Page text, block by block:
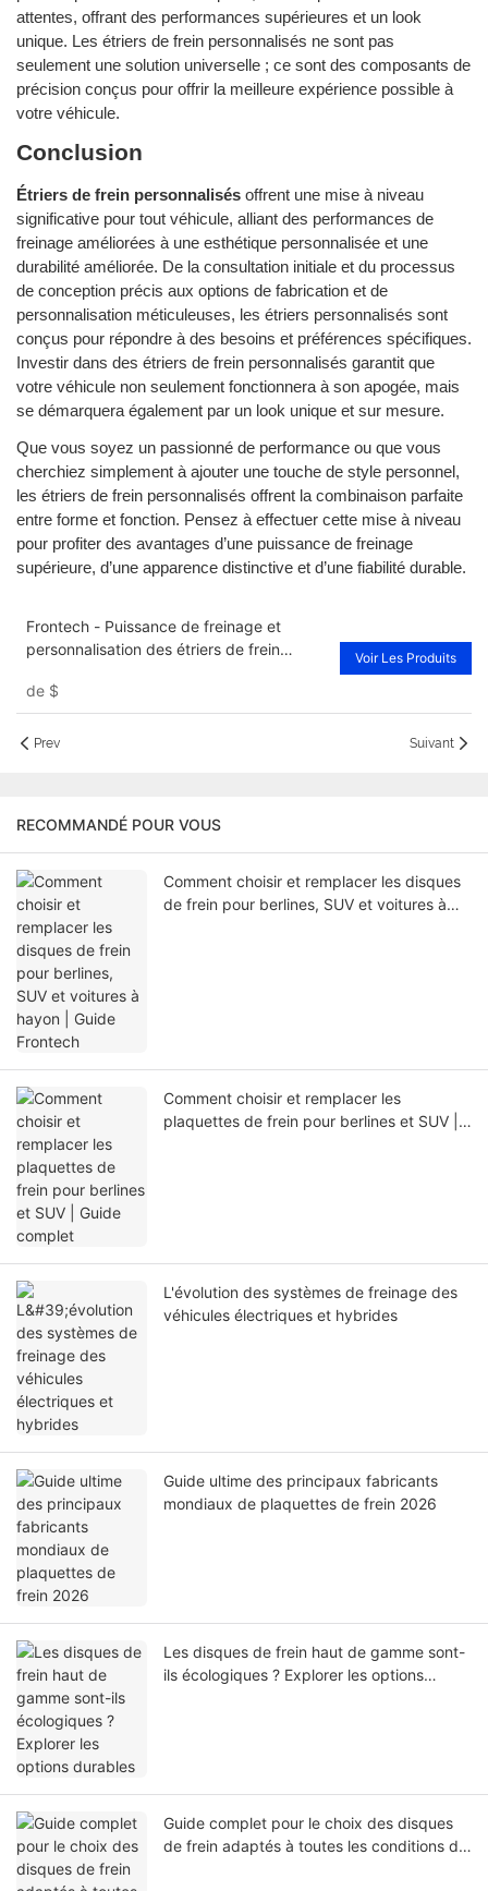
attentes, offrant des performances supérieures et un look
unique. Les étriers de frein personnalisés ne sont pas
seulement une solution universelle ; ce sont des composants de
précision conçus pour offrir la meilleure expérience possible à
votre véhicule.
Conclusion
Étriers de frein personnalisés offrent une mise à niveau
significative pour tout véhicule, alliant des performances de
freinage améliorées à une esthétique personnalisée et une
durabilité améliorée. De la consultation initiale et du processus
de conception précis aux options de fabrication et de
personnalisation méticuleuses, les étriers personnalisés sont
conçus pour répondre à des besoins et préférences spécifiques.
Investir dans des étriers de frein personnalisés garantit que
votre véhicule non seulement fonctionnera à son apogée, mais
se démarquera également par un look unique et sur mesure.
Que vous soyez un passionné de performance ou que vous
cherchiez simplement à ajouter une touche de style personnel,
les étriers de frein personnalisés offrent la combinaison parfaite
entre forme et fonction. Pensez à effectuer cette mise à niveau
pour profiter des avantages d’une puissance de freinage
supérieure, d’une apparence distinctive et d’une fiabilité durable.
Frontech - Puissance de freinage et
personnalisation des étriers de frein
de $
Voir Les Produits
Prev Suivant
RECOMMANDÉ POUR VOUS
Comment choisir et remplacer les disques
de frein pour berlines, SUV et voitures à
Comment choisir et remplacer les
plaquettes de frein pour berlines et SUV |
L'évolution des systèmes de freinage des
véhicules électriques et hybrides
Guide ultime des principaux fabricants
mondiaux de plaquettes de frein 2026
Les disques de frein haut de gamme sont-
ils écologiques ? Explorer les options
Guide complet pour le choix des disques
de frein adaptés à toutes les conditions de